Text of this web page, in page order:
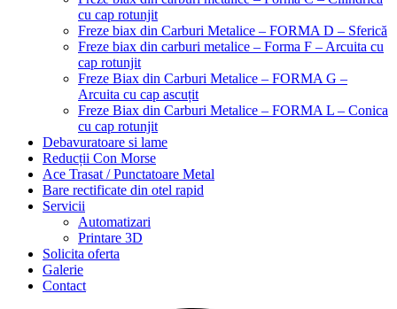
cu cap rotunjit
Freze biax din Carburi Metalice – FORMA D – Sferică
Freze biax din carburi metalice – Forma F – Arcuita cu
cap rotunjit
Freze Biax din Carburi Metalice – FORMA G –
Arcuita cu cap ascuțit
Freze Biax din Carburi Metalice – FORMA L – Conica
cu cap rotunjit
Debavuratoare si lame
Reducții Con Morse
Ace Trasat / Punctatoare Metal
Bare rectificate din otel rapid
Servicii
Automatizari
Printare 3D
Solicita oferta
Galerie
Contact